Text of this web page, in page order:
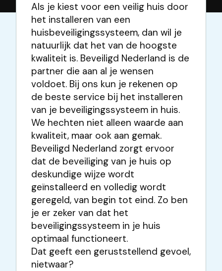
Als je kiest voor een veilig huis door
het installeren van een
huisbeveiligingssysteem, dan wil je
natuurlijk dat het van de hoogste
kwaliteit is. Beveiligd Nederland is de
partner die aan al je wensen
voldoet. Bij ons kun je rekenen op
de beste service bij het installeren
van je beveiligingssysteem in huis.
We hechten niet alleen waarde aan
kwaliteit, maar ook aan gemak.
Beveiligd Nederland zorgt ervoor
dat de beveiliging van je huis op
deskundige wijze wordt
geïnstalleerd en volledig wordt
geregeld, van begin tot eind. Zo ben
je er zeker van dat het
beveiligingssysteem in je huis
optimaal functioneert.
Dat geeft een geruststellend gevoel,
nietwaar?